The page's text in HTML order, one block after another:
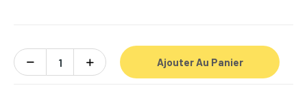
Ajouter Au Panier